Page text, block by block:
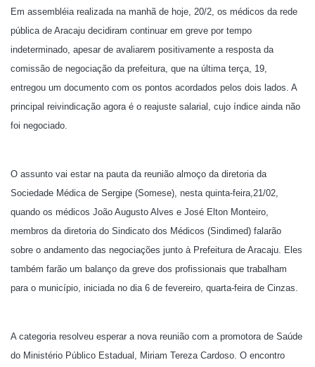
Em assembléia realizada na manhã de hoje, 20/2, os médicos da rede
pública de Aracaju decidiram continuar em greve por tempo
indeterminado, apesar de avaliarem positivamente a resposta da
comissão de negociação da prefeitura, que na última terça, 19,
entregou um documento com os pontos acordados pelos dois lados. A
principal reivindicação agora é o reajuste salarial, cujo índice ainda não
foi negociado.
O assunto vai estar na pauta da reunião almoço da diretoria da
Sociedade Médica de Sergipe (Somese), nesta quinta-feira,21/02,
quando os médicos João Augusto Alves e José Elton Monteiro,
membros da diretoria do Sindicato dos Médicos (Sindimed) falarão
sobre o andamento das negociações junto à Prefeitura de Aracaju. Eles
também farão um balanço da greve dos profissionais que trabalham
para o município, iniciada no dia 6 de fevereiro, quarta-feira de Cinzas.
A categoria resolveu esperar a nova reunião com a promotora de Saúde
do Ministério Público Estadual, Miriam Tereza Cardoso. O encontro